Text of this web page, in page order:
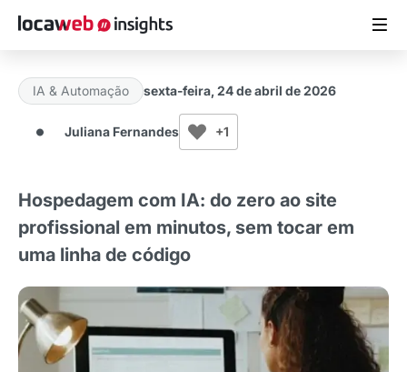
ARTIGOS
MATERIAIS GRATUITOS
ESTUDOS
CASES DE SUCESSO
LOCAWEB.COM.BR
IA & Automação sexta-feira, 24 de abril de 2026
Juliana Fernandes +1
Hospedagem com IA: do zero ao site
profissional em minutos, sem tocar em
uma linha de código